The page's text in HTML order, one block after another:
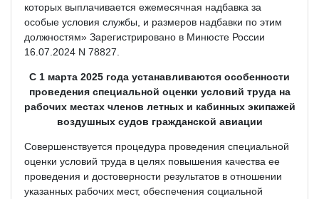
которых выплачивается ежемесячная надбавка за
особые условия службы, и размеров надбавки по этим
должностям» Зарегистрировано в Минюсте России
16.07.2024 N 78827.
С 1 марта 2025 года устанавливаются особенности
проведения специальной оценки условий труда на
рабочих местах членов летных и кабинных экипажей
воздушных судов гражданской авиации
Совершенствуется процедура проведения специальной
оценки условий труда в целях повышения качества ее
проведения и достоверности результатов в отношении
указанных рабочих мест, обеспечения социальной